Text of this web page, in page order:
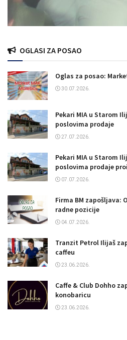
OGLASI ZA POSAO
Oglas za posao:
30.07.2026.
Pekari MIA u Starom
poslovima prodaje
27.07.2026.
Pekari MIA u Starom
poslovima prodaje
07.07.2026.
Firma BM zapošljava:
radne pozicije
04.07.2026.
Tranzit Petrol Ilijaš
caffeu
23.06.2026.
Caffe & Club Dohho
konobaricu
23.06.2026.